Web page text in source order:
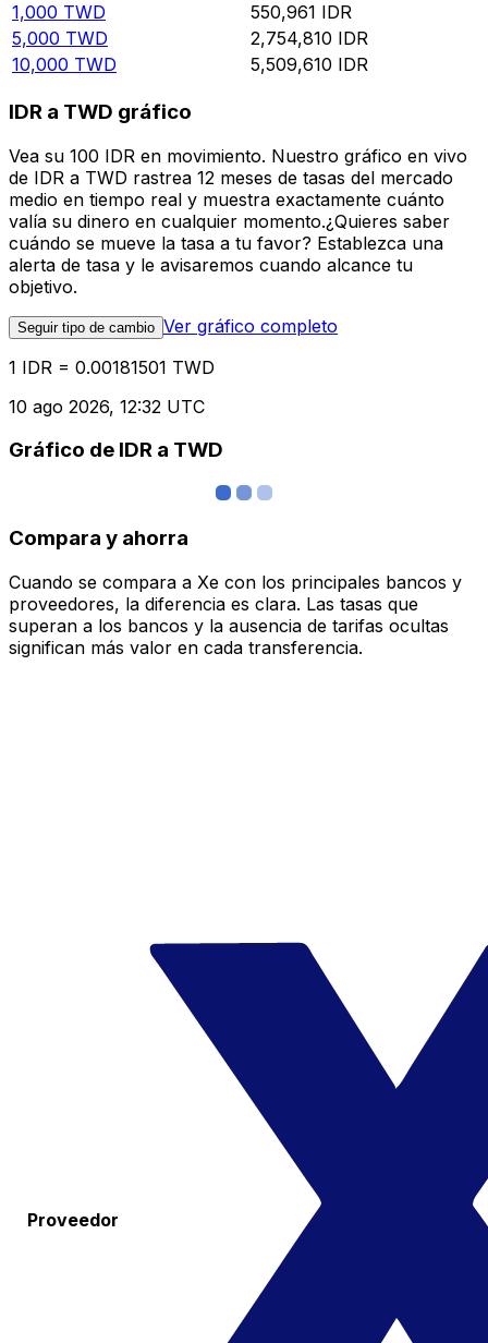
1,000 TWD 550,961 IDR
5,000 TWD 2,754,810 IDR
10,000 TWD 5,509,610 IDR
IDR a TWD gráfico
Vea su 100 IDR en movimiento. Nuestro gráfico en vivo
de IDR a TWD rastrea 12 meses de tasas del mercado
medio en tiempo real y muestra exactamente cuánto
valía su dinero en cualquier momento.¿Quieres saber
cuándo se mueve la tasa a tu favor? Establezca una
alerta de tasa y le avisaremos cuando alcance tu
objetivo.
Seguir tipo de cambio Ver gráfico completo
1 IDR = 0.00181501 TWD
10 ago 2026, 12:32 UTC
Gráfico de IDR a TWD
Compara y ahorra
Cuando se compara a Xe con los principales bancos y
proveedores, la diferencia es clara. Las tasas que
superan a los bancos y la ausencia de tarifas ocultas
significan más valor en cada transferencia.
Proveedor